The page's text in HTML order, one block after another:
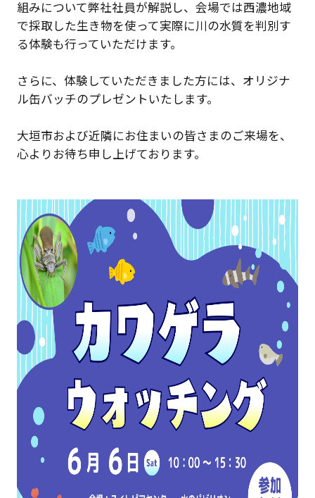
組みについて弊社社員が解説し、会場では西濃地域
で採取した生き物を使って実際に川の水質を判別す
る体験も行っていただけます。
さらに、体験していただきました方には、オリジナ
ル缶バッチのプレゼントいたします。
大垣市および近隣にお住まいの皆さまのご来場を、
心よりお待ち申し上げております。